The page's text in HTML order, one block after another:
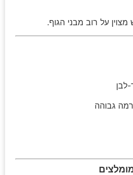
על רוב מבני הגוף.
לבן
גבוהה